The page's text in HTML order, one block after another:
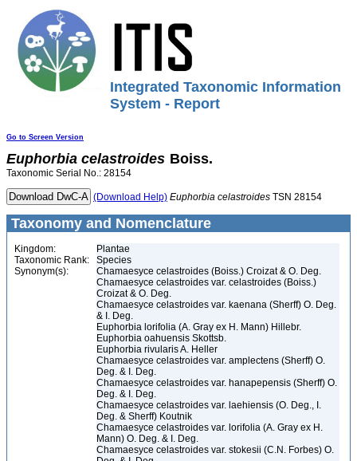
Integrated Taxonomic Information
System - Report
Go to Screen Version
Euphorbia celastroides Boiss.
Taxonomic Serial No.: 28154
(Download Help) Euphorbia celastroides TSN 28154
Taxonomy and Nomenclature
Kingdom:
Plantae
Taxonomic Rank:
Species
Synonym(s):
Chamaesyce celastroides (Boiss.) Croizat & O. Deg.
Chamaesyce celastroides var. celastroides (Boiss.)
Croizat & O. Deg.
Chamaesyce celastroides var. kaenana (Sherff) O. Deg.
& I. Deg.
Euphorbia lorifolia (A. Gray ex H. Mann) Hillebr.
Euphorbia oahuensis Skottsb.
Euphorbia rivularis A. Heller
Chamaesyce celastroides var. amplectens (Sherff) O.
Deg. & I. Deg.
Chamaesyce celastroides var. hanapepensis (Sherff) O.
Deg. & I. Deg.
Chamaesyce celastroides var. laehiensis (O. Deg., I.
Deg. & Sherff) Koutnik
Chamaesyce celastroides var. lorifolia (A. Gray ex H.
Mann) O. Deg. & I. Deg.
Chamaesyce celastroides var. stokesii (C.N. Forbes) O.